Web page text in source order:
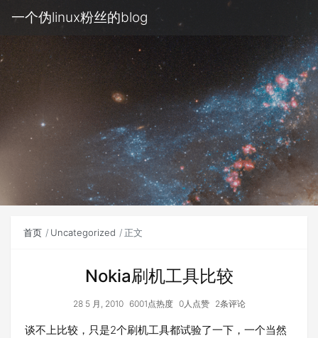
一个伪linux粉丝的blog
首页 Uncategorized 正文
Nokia刷机工具比较
28 5 月, 2010 6001点热度 0人点赞 2条评论
谈不上比较，只是2个刷机工具都试验了一下，一个当然